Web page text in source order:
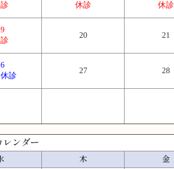
休診
休診
20 21
診
27 28
ンダー
木 金